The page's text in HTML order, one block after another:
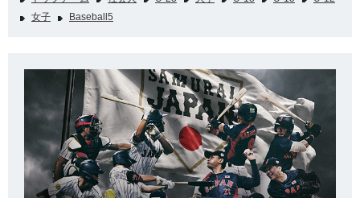
女子
Baseball5